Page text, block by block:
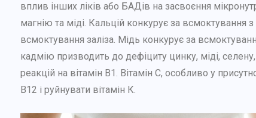
вплив інших ліків або БАДів на засвоєння
магнію та міді. Кальцій конкурує за
всмоктування заліза. Мідь конкурує за
кадмію призводить до дефіциту цинку, міді,
реакцій на вітамін В1. Вітамін С, особливо у
В12 і руйнувати вітамін К.